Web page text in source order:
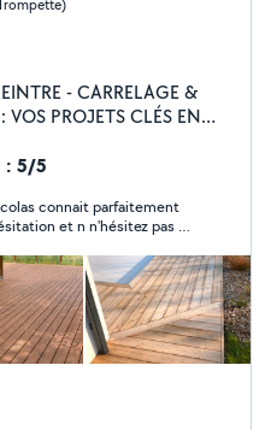
- CARRELAGE &
PROJETS CLÉS EN
des travaux de
pour valoriser votre bien
pour des prestations
de
création de meubles sur
Peinture :
intérieure et extérieure,
salles de bain, cuisines,
: 5/5